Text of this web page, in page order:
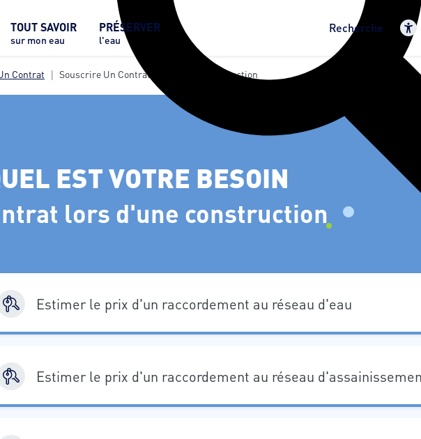
TOUT SAVOIR
sur mon eau
PRÉSERVER
l'eau
Recherche
Contrat Souscrire Un Contrat Lors D'une Construction
EST VOTRE BESOIN
lors d'une construction
Estimer le prix d'un raccordement au réseau d'eau
Estimer le prix d'un raccordement au réseau